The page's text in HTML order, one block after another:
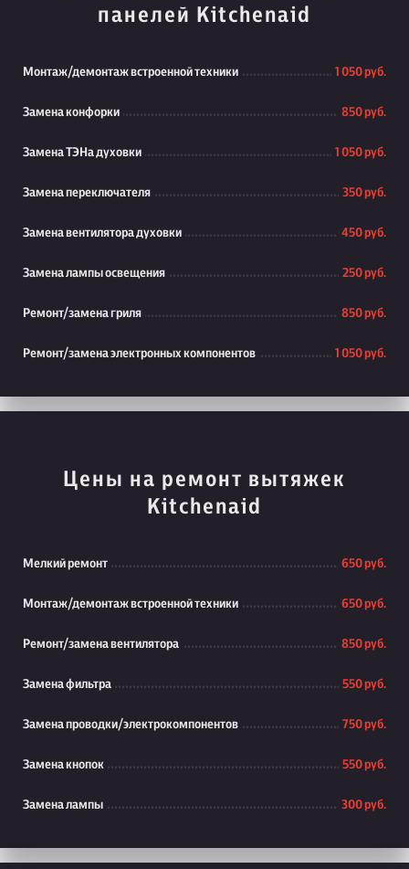
панелей Kitchenaid
Монтаж/демонтаж встроенной техники 1 050 руб.
Замена конфорки 850 руб.
Замена ТЭНа духовки 1 050 руб.
Замена переключателя 350 руб.
Замена вентилятора духовки 450 руб.
Замена лампы освещения 250 руб.
Ремонт/замена гриля 850 руб.
Ремонт/замена электронных компонентов 1 050 руб.
Цены на ремонт вытяжек
Kitchenaid
Мелкий ремонт 650 руб.
Монтаж/демонтаж встроенной техники 650 руб.
Ремонт/замена вентилятора 850 руб.
Замена фильтра 550 руб.
Замена проводки/электрокомпонентов 750 руб.
Замена кнопок 550 руб.
Замена лампы 300 руб.